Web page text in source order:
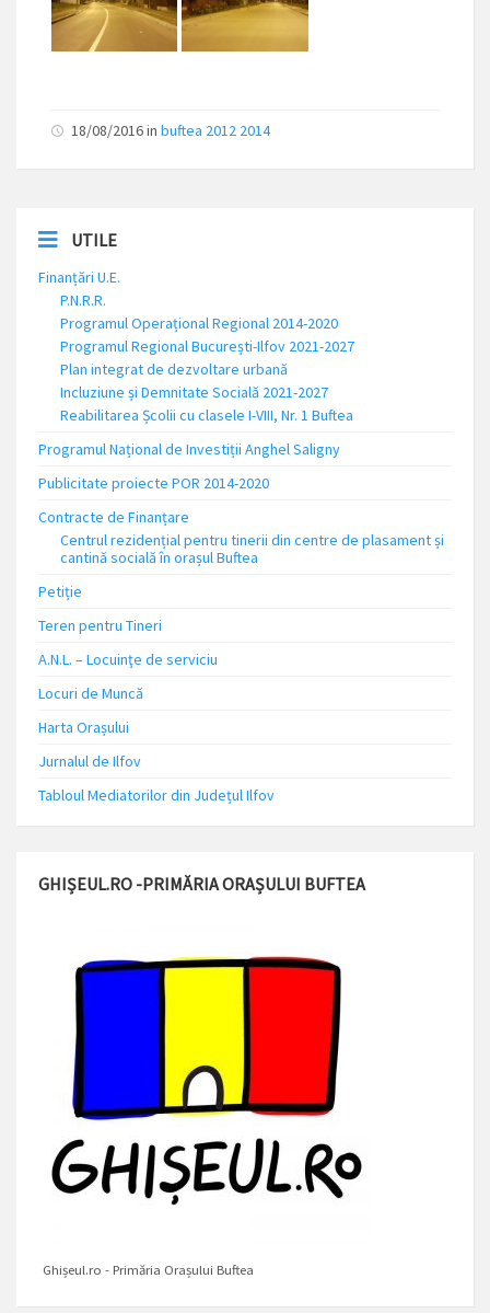
18/08/2016in buftea 2012 2014
UTILE
Finanțări U.E.
P.N.R.R.
Programul Operațional Regional 2014-2020
Programul Regional București-Ilfov 2021-2027
Plan integrat de dezvoltare urbană
Incluziune și Demnitate Socială 2021-2027
Reabilitarea Școlii cu clasele I-VIII, Nr. 1 Buftea
Programul Național de Investiții Anghel Saligny
Publicitate proiecte POR 2014-2020
Contracte de Finanțare
Centrul rezidențial pentru tinerii din centre de plasament și
cantină socială în orașul Buftea
Petiție
Teren pentru Tineri
A.N.L. – Locuinţe de serviciu
Locuri de Muncă
Harta Orașului
Jurnalul de Ilfov
Tabloul Mediatorilor din Județul Ilfov
GHIȘEUL.RO -PRIMĂRIA ORAȘULUI BUFTEA
Ghișeul.ro - Primăria Orașului Buftea